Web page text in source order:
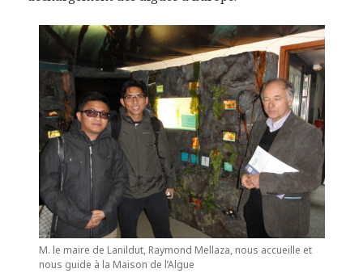
M. le maire de Lanildut, Raymond Mellaza, nous accueille et
nous guide à la Maison de l’Algue